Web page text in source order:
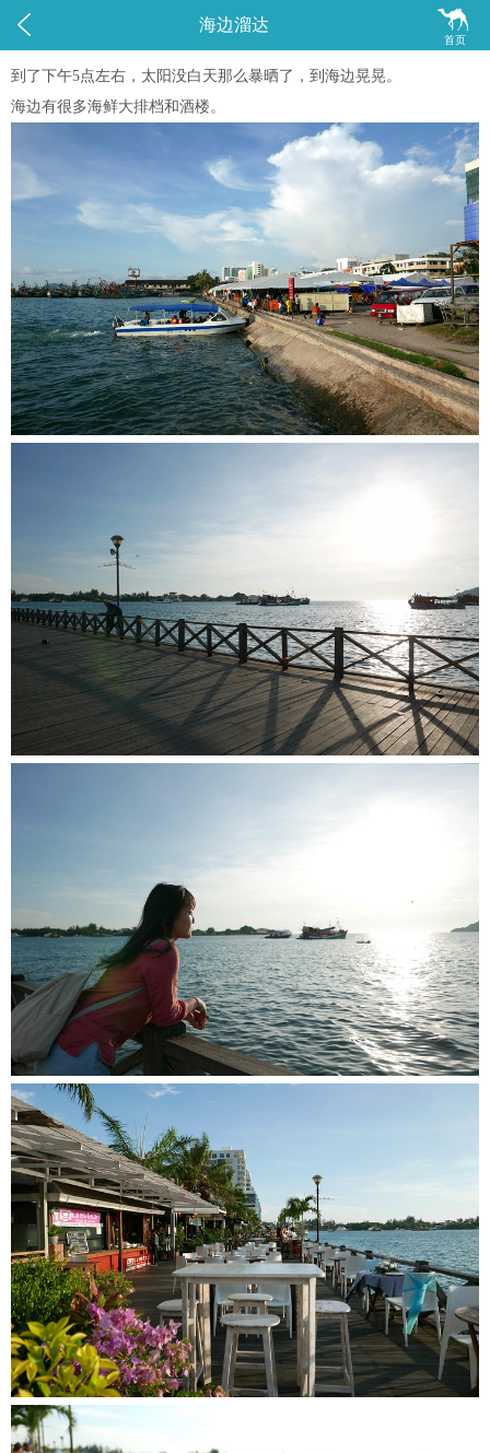
 
首页
海边溜达
到了下午5点左右，太阳没白天那么暴晒了，到海边晃晃。
海边有很多海鲜大排档和酒楼。